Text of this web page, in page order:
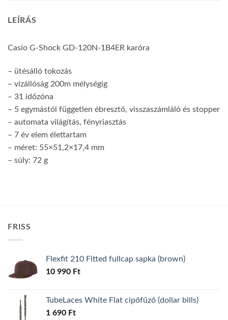
LEÍRÁS
Casio G-Shock GD-120N-1B4ER karóra
– ütésálló tokozás
– vízállóság 200m mélységig
– 31 időzóna
– 5 egymástól független ébresztő, visszaszámláló és stopper
– automata világítás, fényriasztás
– 7 év elem élettartam
– méret: 55×51,2×17,4 mm
– súly: 72 g
FRISS
Flexfit 210 Fitted fullcap sapka (brown)
10 990 Ft
TubeLaces White Flat cipőfűző (dollar bills)
1 690 Ft